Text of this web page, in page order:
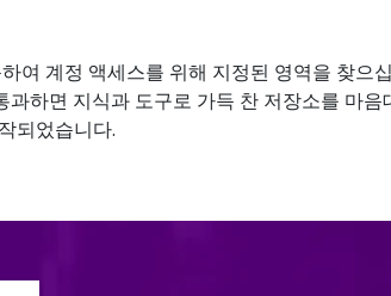
여 계정 액세스를 위해 지정된 영역을 찾으
하면 지식과 도구로 가득 찬 저장소를 마음
되었습니다.